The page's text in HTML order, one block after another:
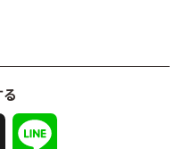
X